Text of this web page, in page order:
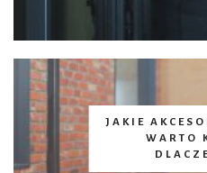
JAKIE
WARTO